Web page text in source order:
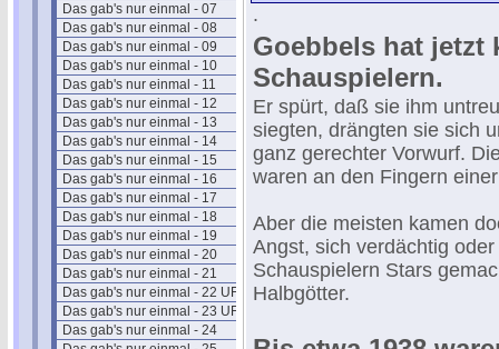
Das gab's nur einmal - 07
Das gab's nur einmal - 08
Das gab's nur einmal - 09
Das gab's nur einmal - 10
Das gab's nur einmal - 11
Das gab's nur einmal - 12
Das gab's nur einmal - 13
Das gab's nur einmal - 14
Das gab's nur einmal - 15
Das gab's nur einmal - 16
Das gab's nur einmal - 17
Das gab's nur einmal - 18
Das gab's nur einmal - 19
Das gab's nur einmal - 20
Das gab's nur einmal - 21
Das gab's nur einmal - 22 UFA
Das gab's nur einmal - 23 UFA
Das gab's nur einmal - 24
.
Goebbels hat jetzt
Schauspielern.
Er spürt, daß sie ihm
siegten, drängten sie sich
ganz gerechter Vorwurf.
waren an den Fingern
Aber die meisten kamen
Angst, sich verdächtig
Schauspielern Stars
Halbgötter.